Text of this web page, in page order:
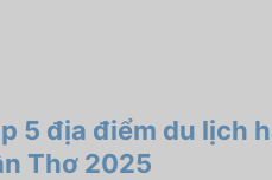
5 địa điểm du lịch
Thơ 2025